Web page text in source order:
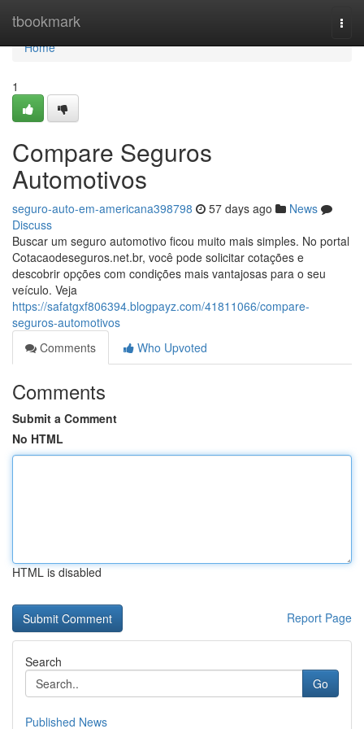
tbookmark
Home
Home
1
Compare Seguros
Automotivos
seguro-auto-em-americana398798 57 days ago
News
Discuss
Buscar um seguro automotivo ficou muito mais simples. No portal
Cotacaodeseguros.net.br, você pode solicitar cotações e
descobrir opções com condições mais vantajosas para o seu
veículo. Veja
https://safatgxf806394.blogpayz.com/41811066/compare-
seguros-automotivos
Comments
Who Upvoted
Comments
Submit a Comment
No HTML
HTML is disabled
Report Page
Search
Go
Published News